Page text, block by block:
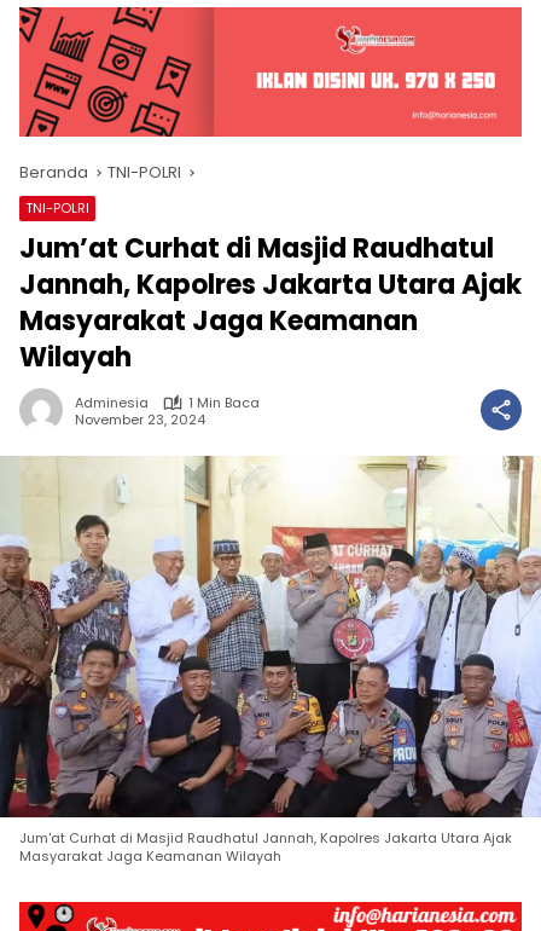
Beranda TNI-POLRI
TNI-POLRI
Jum’at Curhat di Masjid Raudhatul
Jannah, Kapolres Jakarta Utara Ajak
Masyarakat Jaga Keamanan
Wilayah
Adminesia
1 Min Baca
November 23, 2024
Jum'at Curhat di Masjid Raudhatul Jannah, Kapolres Jakarta Utara Ajak
Masyarakat Jaga Keamanan Wilayah